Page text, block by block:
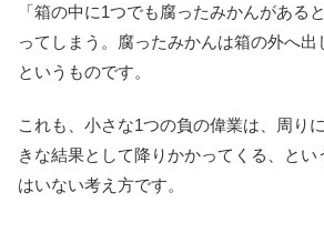
「箱の中に1つでも腐ったみかんがある
ってしまう。腐ったみかんは箱の外へ出
というものです。
これも、小さな1つの負の偉業は、周り
きな結果として降りかかってくる、とい
はいない考え方です。